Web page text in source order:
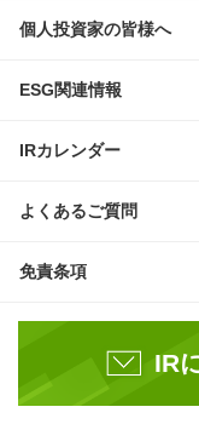
個人投資家の皆様へ
ESG関連情報
IRカレンダー
よくあるご質問
免責条項
IR